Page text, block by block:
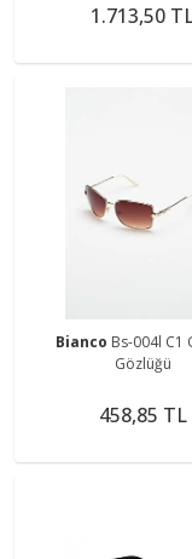
1.713,50
Bianco Bs-004l C1
Gözlüğü
458,85 TL